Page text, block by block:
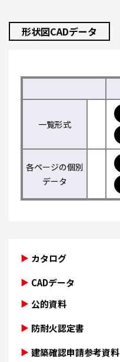
形状図CADデータ
一覧形式
各ページの個別
データ
カタログ
CADデータ
公的資料
防耐火認定書
建築確認申請参考資料